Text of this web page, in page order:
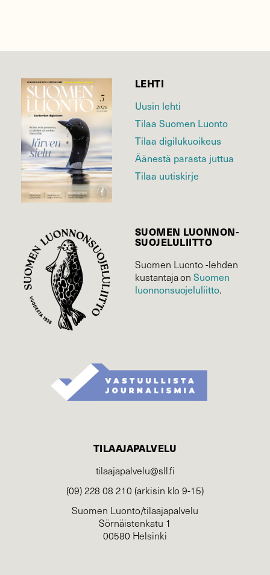
LEHTI
Uusin lehti
Tilaa Suomen Luonto
Tilaa digilukuoikeus
Äänestä parasta juttua
Tilaa uutiskirje
SUOMEN LUONNON­
SUOJELU­LIITTO
Suomen Luonto -lehden
kustantaja onSuomen
luonnonsuojelu­liitto.
TILAAJAPALVELU
tilaajapalvelu@sll.fi
(09) 228 08 210 (arkisin klo 9-15)
Suomen Luonto/tilaajapalvelu
Sörnäistenkatu 1
00580 Helsinki